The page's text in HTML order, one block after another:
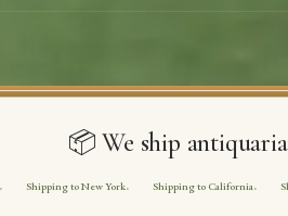
📦 We ship
Shipping to New York Shipping to California